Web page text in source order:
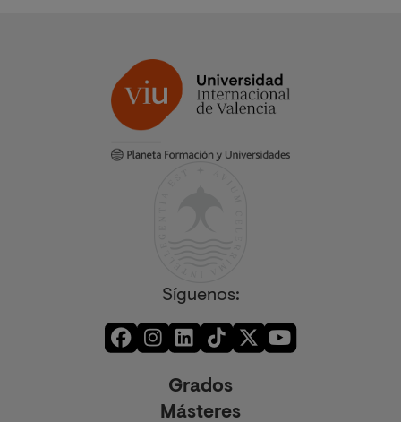
Síguenos:
Grados
Másteres